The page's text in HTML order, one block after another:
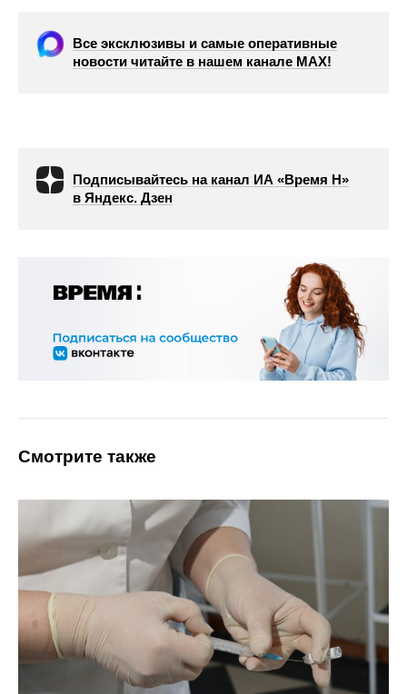
Все эксклюзивы и самые оперативные
новости читайте в нашем канале МАХ!
Подписывайтесь на канал ИА «Время Н»
в Яндекс. Дзен
Смотрите также